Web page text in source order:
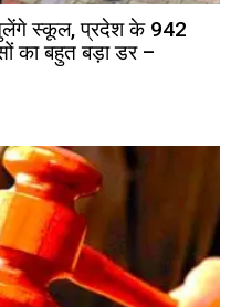
स्कूल, प्रदेश के 942
का बहुत बड़ा डर –